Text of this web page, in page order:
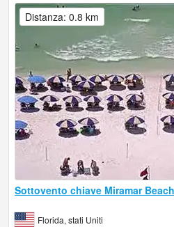
Sottovento chiave Miramar
Florida, stati Uniti
Distanza: 0.8 km